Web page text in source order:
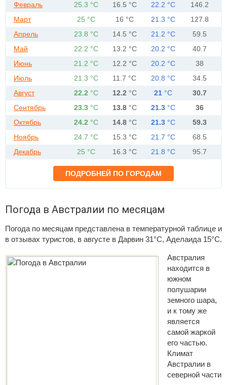
Февраль
25.3 °C 16.5 °C 22.2 °C
146.2
Март
25 °C 16 °C 21.3 °C
127.8
Апрель
23.8 °C 14.5 °C 21.2 °C
59.5
Май
22.2 °C 13.2 °C 20.2 °C
40.7
Июнь
21.2 °C 12.2 °C 20.2 °C
38
Июль
21.3 °C 11.7 °C 20.8 °C
34.5
Август
22.2 °C 12.2 °C 21°C
30.7
Сентябрь
23.3°C 13.8°C 21.3°C
36
Октябрь
24.2 °C 14.8°C 21.3°C
59.3
Ноябрь
24.7 °C 15.3 °C 21.7 °C
68.5
Декабрь
25 °C 16.3 °C 21.8 °C 95.7
Погода в Австралии по месяцам
Погода по месяцам представлена в температурной таблице и
в отзывах туристов, в августе в Дарвин 31°C, Аделаида 15°C.
Австралия
находится в
южном
полушарии
земного шара,
и к тому же
является
самой жаркой
его частью.
Климат
Австралии в
северной части